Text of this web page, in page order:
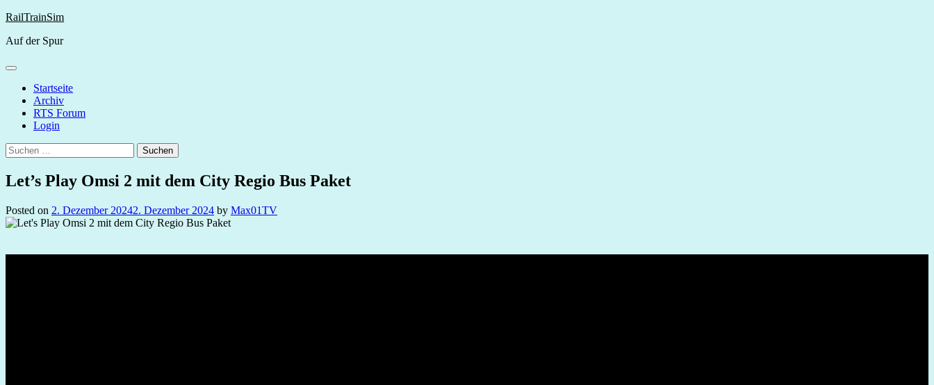
Skip
content
RailTrainSim
Auf der Spur
Startseite
Archiv
RTS Forum
Login
Suchen
nach:
Let’s Play Omsi 2 mit dem City Regio Bus Paket
Posted on 2. Dezember 20242. Dezember 2024 by Max01TV